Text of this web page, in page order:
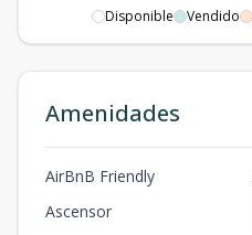
Disponible Vendido
Amenidades
AirBnB Friendly
Ascensor